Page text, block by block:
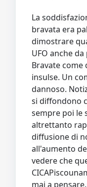
La
bravata era
dimostrare
UFO anche
Bravate come
insulse. Un
dannoso.
si diffondono
sempre poi le
altrettanto
diffusione di
all'aumento
vedere che
mai a